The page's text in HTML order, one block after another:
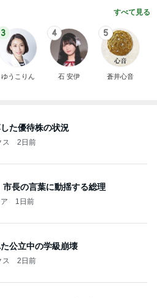
すべて見る
3
ゆうこりん
4
石 安伊
5
蒼井心音
た優待株の状況
ス 2日前
市長の言葉に動揺する総理
1日前
公立中の学級崩壊
ス 2日前